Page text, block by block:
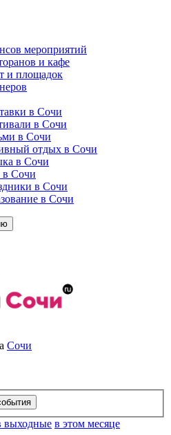
мероприятий
и кафе
и площадок
в Сочи
в Сочи
в Сочи
отдых в Сочи
в Сочи
в Сочи
в Сочи
в Сочи
Сочи
выходные в этом месяце